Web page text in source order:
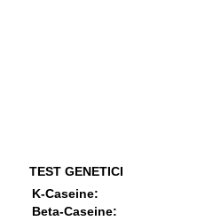
TEST GENETICI
K-Caseine:
Beta-Caseine: